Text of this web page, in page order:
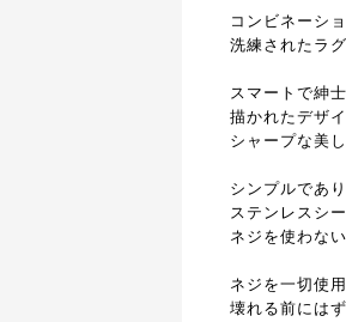
コンビネーシ
洗練されたラ
スマートで紳
描かれたデザ
シャープな美
シンプルであ
ステンレスシ
ネジを使わな
ネジを一切使
壊れる前には